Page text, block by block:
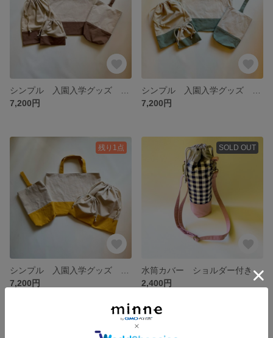
7,200円
7,200円
残り1点
7,200円
SOLD OUT
水筒カバー ショルダー付き
2,400円